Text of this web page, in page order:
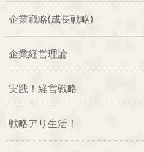
企業戦略(成長戦略)
企業経営理論
実践！経営戦略
戦略アリ生活！